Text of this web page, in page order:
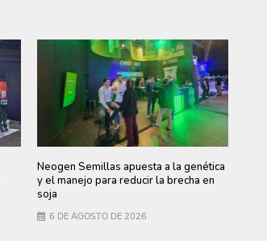
Neogen Semillas apuesta a la genética
y el manejo para reducir la brecha en
soja
6 DE AGOSTO DE 2026